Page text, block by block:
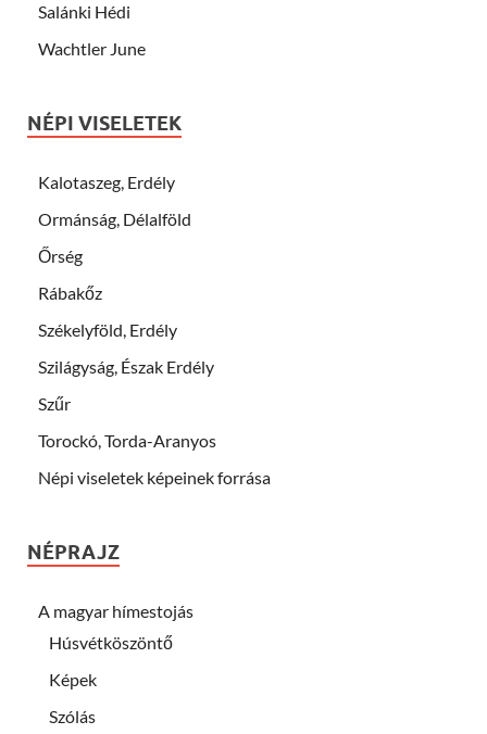
Salánki Hédi
Wachtler June
NÉPI VISELETEK
Kalotaszeg, Erdély
Ormánság, Délalföld
Őrség
Rábakőz
Székelyföld, Erdély
Szilágyság, Észak Erdély
Szűr
Torockó, Torda-Aranyos
Népi viseletek képeinek forrása
NÉPRAJZ
A magyar hímestojás
Húsvétköszöntő
Képek
Szólás